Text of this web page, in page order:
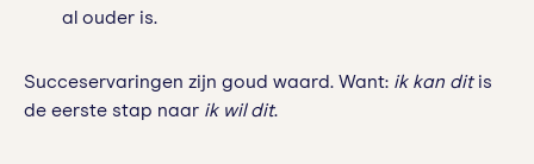
al ouder is.
Succeservaringen zijn goud waard. Want: ik kan ditis
de eerste stap naar ik wil dit.